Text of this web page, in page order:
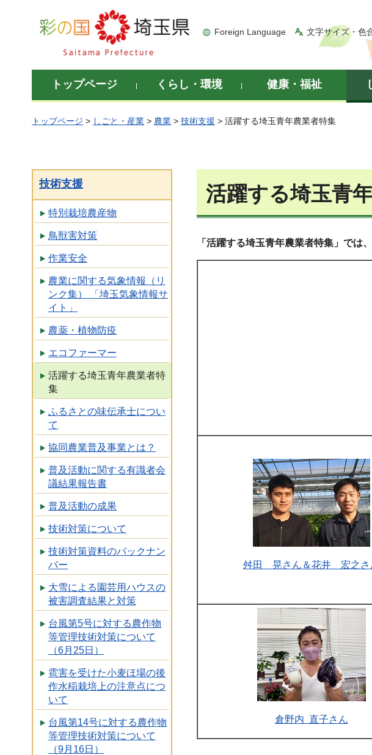
彩の国 埼玉県
Foreign Language 文字サイズ・色
トップページ くらし・環境 健康・福祉
トップページ > しごと・産業 > 農業 > 技術支援 > 活躍する埼玉青年農業者特集
技術支援
特別栽培農産物
鳥獣害対策
作業安全
農業に関する気象情報（リ
ンク集） 「埼玉気象情報サ
イト」
農薬・植物防疫
エコファーマー
活躍する埼玉青年農業者特
集
ふるさとの味伝承士につい
て
協同農業普及事業とは？
普及活動に関する有識者会
議結果報告書
普及活動の成果
技術対策について
技術対策資料のバックナン
バー
大雪による園芸用ハウスの
被害調査結果と対策
台風第5号に対する農作物
等管理技術対策について
（6月25日）
雹害を受けた小麦ほ場の後
作水稲栽培上の注意点につ
いて
台風第14号に対する農作物
等管理技術対策について
（9月16日）
活躍する埼玉青
「活躍する埼玉青年農業者特集」では
舛田 晃さん＆花井 宏之さ
倉野内 直子さん